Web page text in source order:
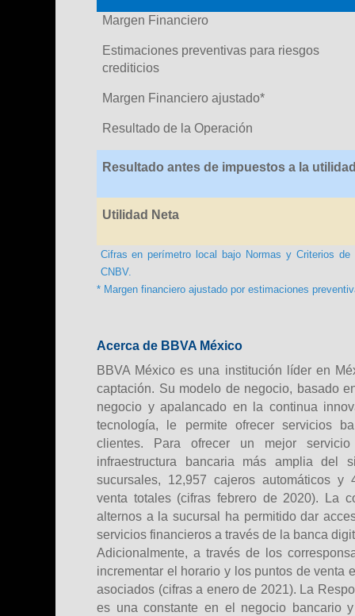
Margen Financiero
Estimaciones preventivas para riesgos
crediticios
Margen Financiero ajustado*
Resultado de la Operación
Resultado antes de impuestos a la
Utilidad Neta
Cifras en perímetro local bajo Normas y Criterios de
CNBV.
* Margen financiero ajustado por estimaciones
Acerca de BBVA México
BBVA México es una institución líder en
captación. Su modelo de negocio, basado
negocio y apalancado en la continua
tecnología, le permite ofrecer servicios
clientes. Para ofrecer un mejor
infraestructura bancaria más amplia del
sucursales, 12,957 cajeros automáticos y
venta totales (cifras febrero de 2020). La
alternos a la sucursal ha permitido dar
servicios financieros a través de la banca
Adicionalmente, a través de los
incrementar el horario y los puntos de venta
asociados (cifras a enero de 2021). La
es una constante en el negocio bancario